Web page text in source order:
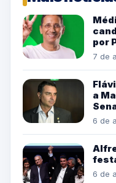
por
7 de
a
6 de
6 de